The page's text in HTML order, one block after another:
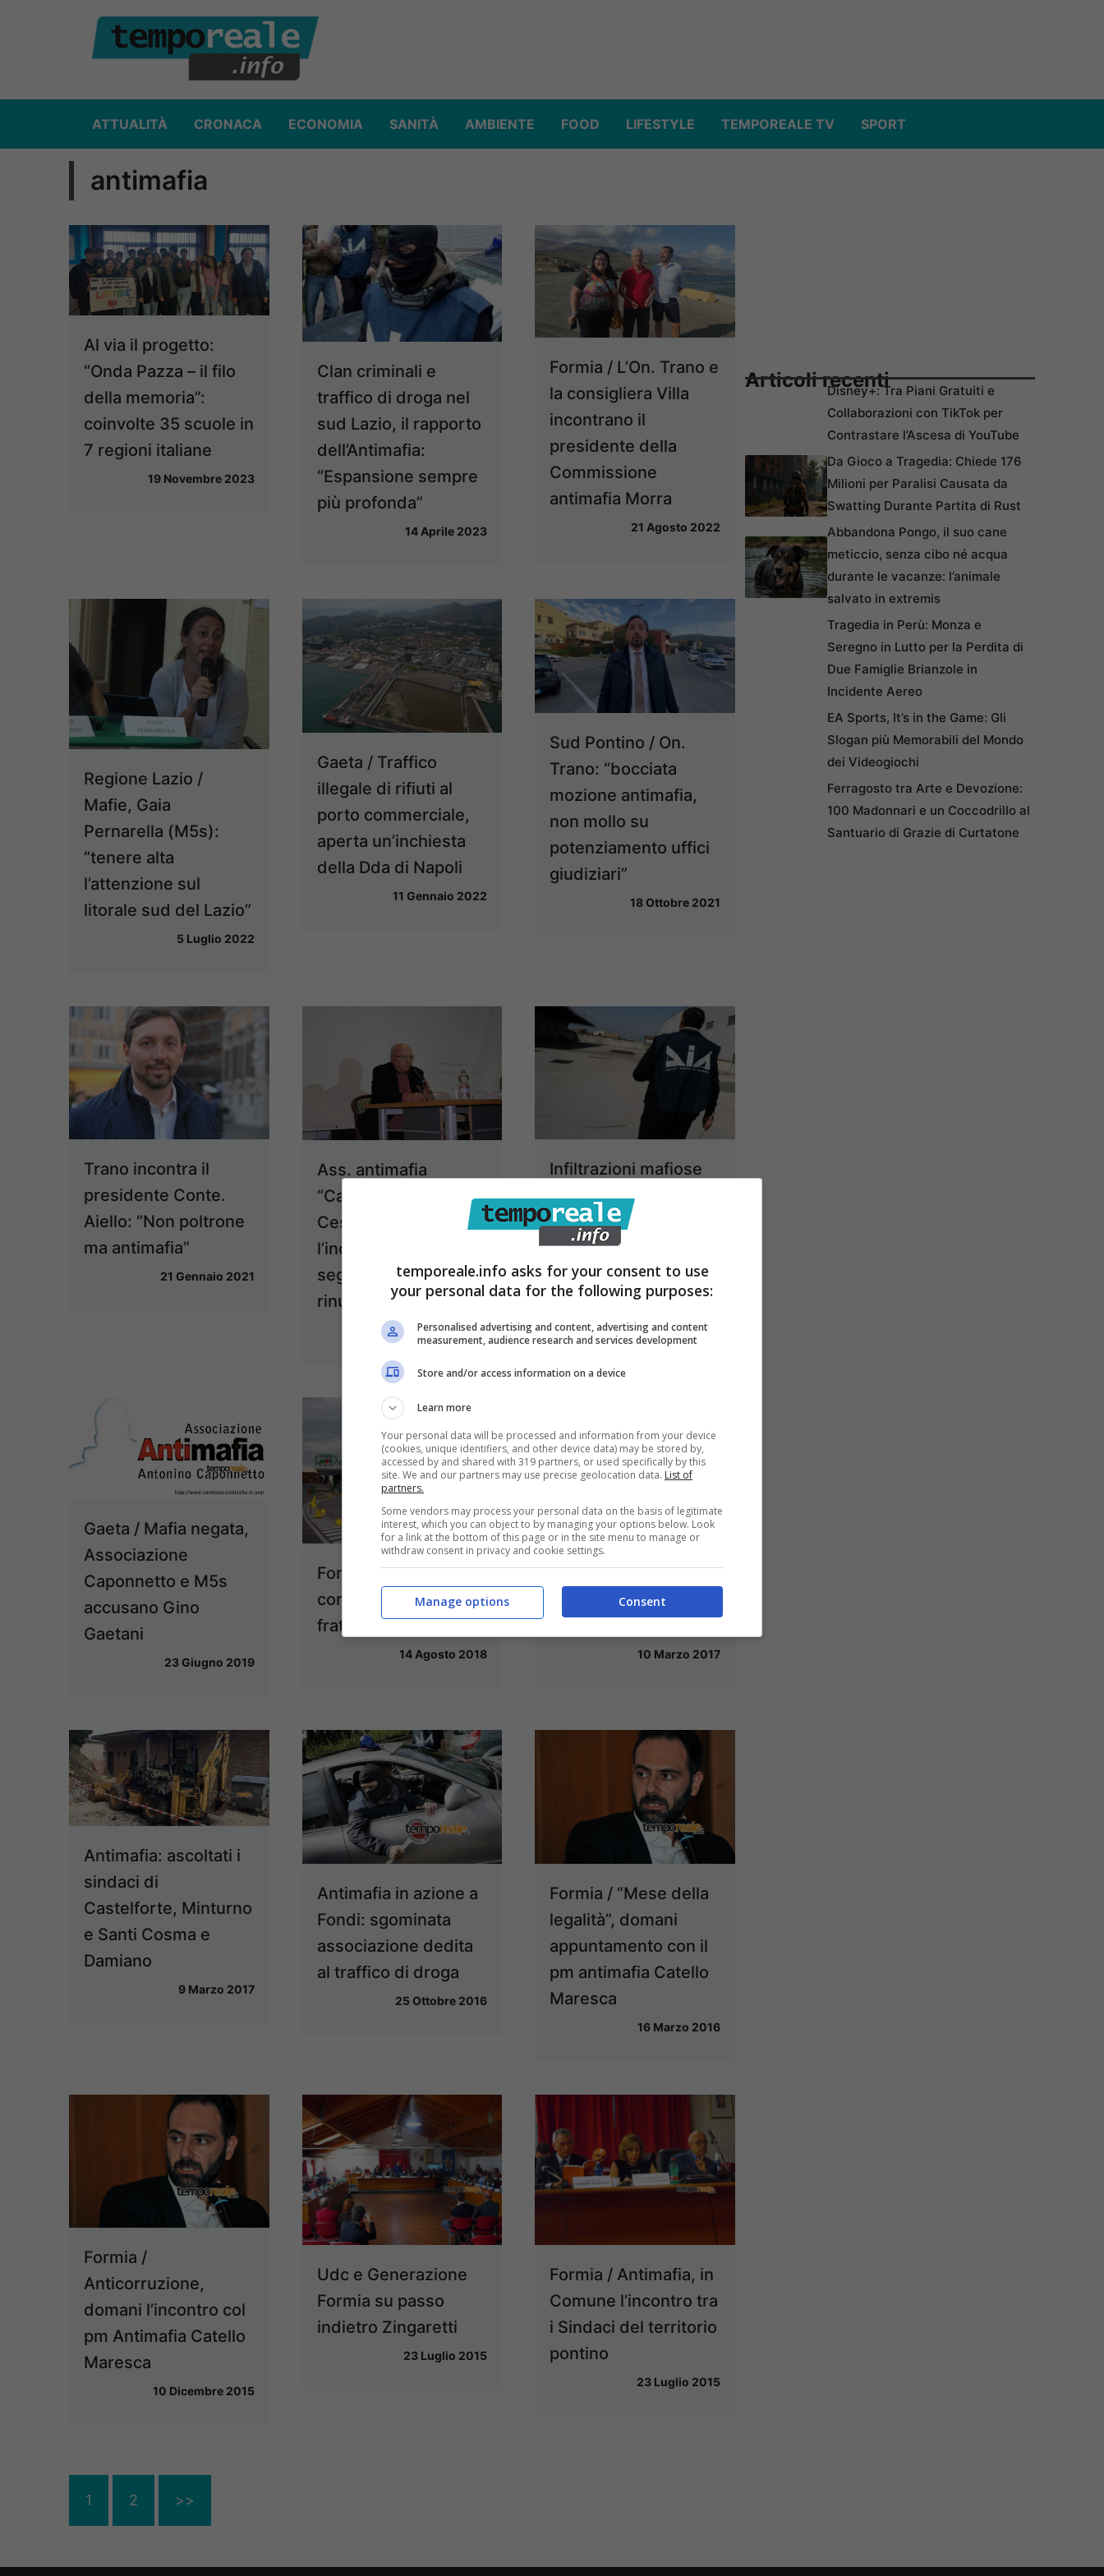
ATTUALITÀ CRONACA ECONOMIA SANITÀ AMBIENTE FOOD LIFESTYLE TEMPOREALE TV SPORT
antimafia
Al via il progetto:
“Onda Pazza – il filo
della memoria”:
coinvolte 35 scuole in
7 regioni italiane
19 Novembre 2023
Clan criminali e
traffico di droga nel
sud Lazio, il rapporto
dell’Antimafia:
“Espansione sempre
più profonda”
14 Aprile 2023
Formia / L’On. Trano e
la consigliera Villa
incontrano il
presidente della
Commissione
antimafia Morra
21 Agosto 2022
Regione Lazio /
Mafie, Gaia
Pernarella (M5s):
“tenere alta
l’attenzione sul
litorale sud del Lazio”
5 Luglio 2022
Gaeta / Traffico
illegale di rifiuti al
porto commerciale,
aperta un’inchiesta
della Dda di Napoli
11 Gennaio 2022
Sud Pontino / On.
Trano: “bocciata
mozione antimafia,
non mollo su
potenziamento uffici
giudiziari”
18 Ottobre 2021
Trano incontra il
presidente Conte.
Aiello: “Non poltrone
ma antimafia”
21 Gennaio 2021
Ass. antimafia
“Caponnetto”: Elvio Di
Cesare lascia
l’incarico di
segretario, ma non
rinuncia all’impegno
2 Dicembre 2020
Infiltrazioni mafiose
nel sud Lazio, il
rapporto semestrale
della Dia
18 Gennaio 2020
Gaeta / Mafia negata,
Associazione
Caponnetto e M5s
accusano Gino
Gaetani
23 Giugno 2019
Fondi / Mof, la Dia
confisca i beni dei
fratelli Ingrassia
14 Agosto 2018
Castelforte /
Antimafia, il sindaco
Cardillo propone un
10 Marzo 2017
Antimafia: ascoltati i
sindaci di
Castelforte, Minturno
e Santi Cosma e
Damiano
9 Marzo 2017
Antimafia in azione a
Fondi: sgominata
associazione dedita
al traffico di droga
25 Ottobre 2016
Formia / “Mese della
legalità”, domani
appuntamento con il
pm antimafia Catello
Maresca
16 Marzo 2016
Formia /
Anticorruzione,
domani l’incontro col
pm Antimafia Catello
Maresca
10 Dicembre 2015
Udc e Generazione
Formia su passo
indietro Zingaretti
23 Luglio 2015
Formia / Antimafia, in
Comune l’incontro tra
i Sindaci del territorio
pontino
23 Luglio 2015
1 2 >>
Articoli recentiDisney+: Tra Piani Gratuiti e
Collaborazioni con TikTok per
Contrastare l’Ascesa di YouTube
Da Gioco a Tragedia: Chiede 176
Milioni per Paralisi Causata da
Swatting Durante Partita di Rust
Abbandona Pongo, il suo cane
meticcio, senza cibo né acqua
durante le vacanze: l’animale
salvato in extremis
Tragedia in Perù: Monza e
Seregno in Lutto per la Perdita di
Due Famiglie Brianzole in
Incidente Aereo
EA Sports, It’s in the Game: Gli
Slogan più Memorabili del Mondo
dei Videogiochi
Ferragosto tra Arte e Devozione:
100 Madonnari e un Coccodrillo al
Santuario di Grazie di Curtatone
temporeale.info asks for your consent to use
your personal data for the following purposes:
Personalised advertising and content, advertising and content
measurement, audience research and services development
Store and/or access information on a device
Learn more
Your personal data will be processed and information from your device
(cookies, unique identifiers, and other device data) may be stored by,
accessed by and shared with 319 partners, or used specifically by this
site. We and our partners may use precise geolocation data. List of
partners.
Some vendors may process your personal data on the basis of legitimate
interest, which you can object to by managing your options below. Look
for a link at the bottom of this page or in the site menu to manage or
withdraw consent in privacy and cookie settings.
Consent
Manage options